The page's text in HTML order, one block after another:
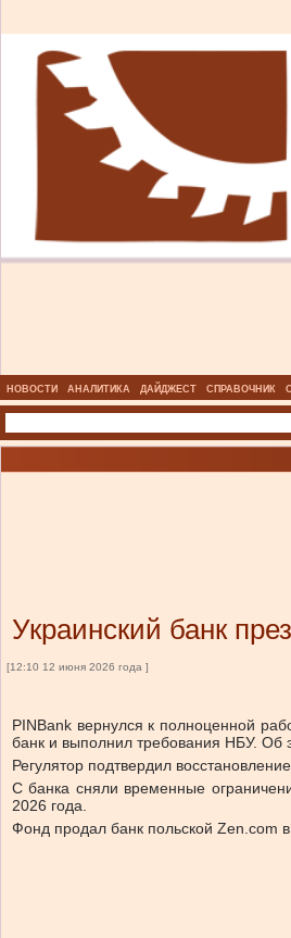
НОВОСТИ АНАЛИТИКА ДАЙДЖЕСТ СПРАВОЧНИК
Украинский банк
[12:10 12 июня 2026 года ]
PINBank вернулся к полноценной
банк и выполнил требования НБУ. Об
Регулятор подтвердил
С банка сняли временные
2026 года.
Фонд продал банк польской Zen.com